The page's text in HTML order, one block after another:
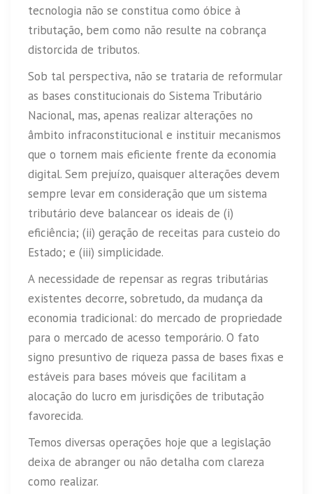
tecnologia não se constitua como óbice à
tributação, bem como não resulte na cobrança
distorcida de tributos.
Sob tal perspectiva, não se trataria de reformular
as bases constitucionais do Sistema Tributário
Nacional, mas, apenas realizar alterações no
âmbito infraconstitucional e instituir mecanismos
que o tornem mais eficiente frente da economia
digital. Sem prejuízo, quaisquer alterações devem
sempre levar em consideração que um sistema
tributário deve balancear os ideais de (i)
eficiência; (ii) geração de receitas para custeio do
Estado; e (iii) simplicidade.
A necessidade de repensar as regras tributárias
existentes decorre, sobretudo, da mudança da
economia tradicional: do mercado de propriedade
para o mercado de acesso temporário. O fato
signo presuntivo de riqueza passa de bases fixas e
estáveis para bases móveis que facilitam a
alocação do lucro em jurisdições de tributação
favorecida.
Temos diversas operações hoje que a legislação
deixa de abranger ou não detalha com clareza
como realizar.